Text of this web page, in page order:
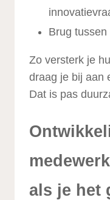
Brug
Zo versterk je
draag je bij aan
Dat is pas
als je het